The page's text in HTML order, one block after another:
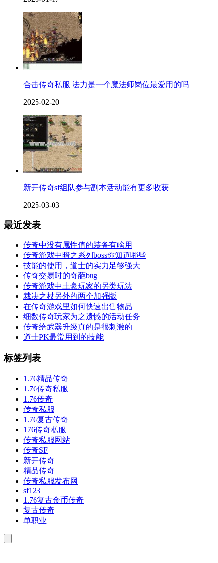
合击传奇私服 法力是一个魔法师岗位最爱用的吗
2025-02-20
新开传奇sf组队参与副本活动能有更多收获
2025-03-03
最近发表
传奇中没有属性值的装备有啥用
传奇游戏中暗之系列boss你知道哪些
技能的使用，道士的实力足够强大
传奇交易时的奇葩bug
传奇游戏中土豪玩家的另类玩法
裁决之杖另外的两个加强版
在传奇游戏里如何快速出售物品
细数传奇玩家为之遗憾的活动任务
传奇给武器升级真的是很刺激的
道士PK最常用到的技能
标签列表
1.76精品传奇
1.76传奇私服
1.76传奇
传奇私服
1.76复古传奇
176传奇私服
传奇私服网站
传奇SF
新开传奇
精品传奇
传奇私服发布网
sf123
1.76复古金币传奇
复古传奇
单职业